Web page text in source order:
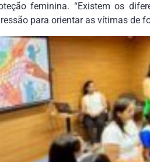
feminina. “Existem os
para orientar as vítimas de